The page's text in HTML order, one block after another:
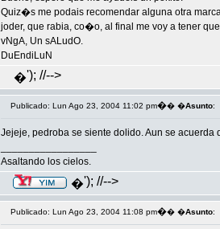
Quiz�s me podais recomendar alguna otra
joder, que rabia, co�o, al final me voy a tener
vNgA, Un sALudO.
DuEndiLuN
�'); //-->
Publicado: Lun Ago 23, 2004 11:02 pm�� �Asunto:
Jejeje, pedroba se siente dolido. Aun se acuerda
Asaltando los cielos.
�'); //-->
Publicado: Lun Ago 23, 2004 11:08 pm�� �Asunto: